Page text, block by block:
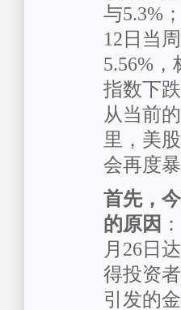
与5.3%
12日当
5.56%
指数下
从当前
里，美
会再度暴
首先，
的原因
月26日
得投资
引发的